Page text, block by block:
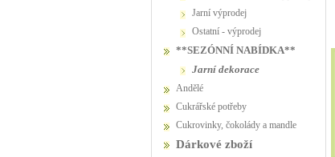
jarní výprodej
ostatní - výprodej
**SEZÓNNÍ NABÍDKA**
jarní dekorace
Andělé
Cukrářské potřeby
Cukrovinky, čokolády a mandle
Dárkové zboží